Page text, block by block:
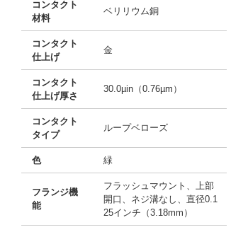
コンタクト
材料
ベリリウム銅
コンタクト
仕上げ
金
コンタクト
仕上げ厚さ
30.0µin（0.76µm）
コンタクト
タイプ
ループベローズ
色 緑
フランジ機
能
フラッシュマウント、上部
開口、ネジ溝なし、直径0.1
25インチ（3.18mm）